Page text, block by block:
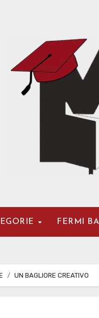
FERMI
UN BAGLIORE CREATIVO